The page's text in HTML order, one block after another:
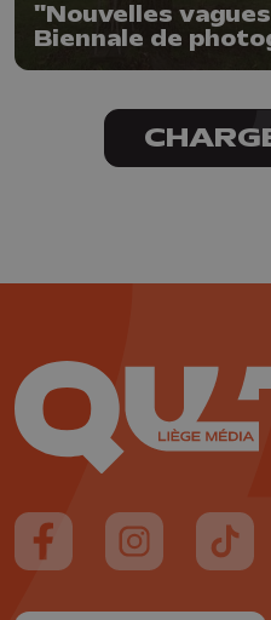
"Nouvelles
Biennale de
Suivez-nous sur FaceBook
Suivez-nous